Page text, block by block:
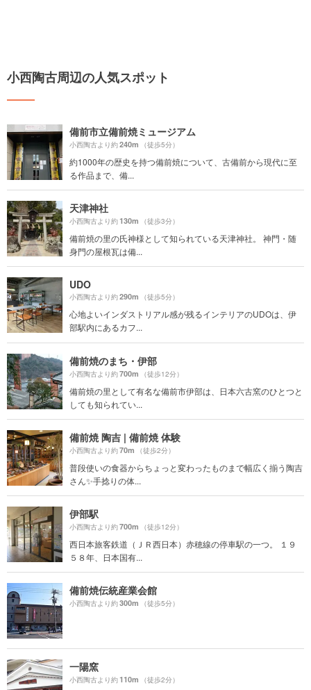
小西陶古周辺の人気スポット
備前市立備前焼ミュージアム
小西陶古より約240m （徒歩5分）
約1000年の歴史を持つ備前焼について、古備前から現代に至
る作品まで、備...
天津神社
小西陶古より約130m （徒歩3分）
備前焼の里の氏神様として知られている天津神社。 神門・随
身門の屋根瓦は備...
UDO
小西陶古より約290m （徒歩5分）
心地よいインダストリアル感が残るインテリアのUDOは、伊
部駅内にあるカフ...
備前焼のまち・伊部
小西陶古より約700m （徒歩12分）
備前焼の里として有名な備前市伊部は、日本六古窯のひとつと
しても知られてい...
備前焼 陶吉 | 備前焼 体験
小西陶古より約70m （徒歩2分）
普段使いの食器からちょっと変わったものまで幅広く揃う陶吉
さん✨手捻りの体...
伊部駅
小西陶古より約700m （徒歩12分）
西日本旅客鉄道（ＪＲ西日本）赤穂線の停車駅の一つ。 １９
５８年、日本国有...
備前焼伝統産業会館
小西陶古より約300m （徒歩5分）
一陽窯
小西陶古より約110m （徒歩2分）